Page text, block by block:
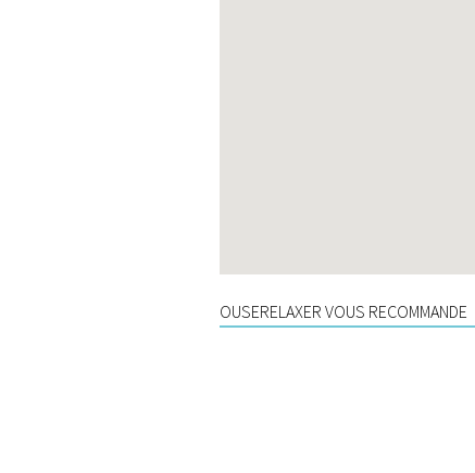
OUSERELAXER VOUS RECOMMANDE